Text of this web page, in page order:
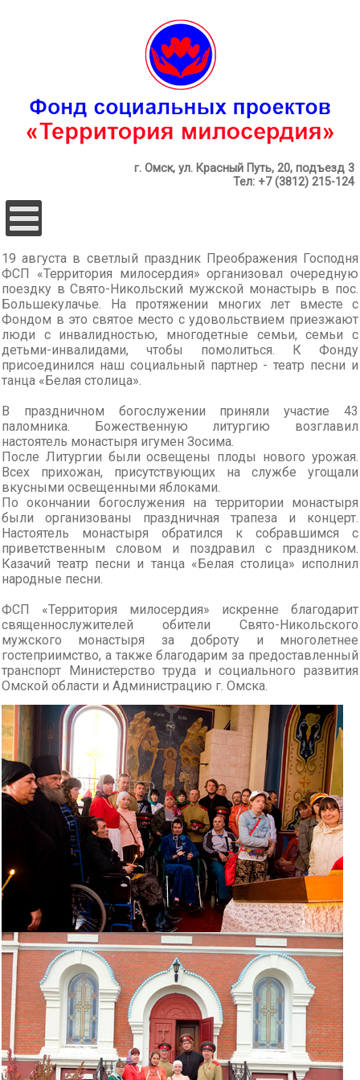
г. Омск, ул. Красный Путь, 20, подъезд 3
Тел: +7 (3812) 215-124
19 августа в светлый праздник Преображения Господня
ФСП «Территория милосердия» организовал очередную
поездку в Свято-Никольский мужской монастырь в пос.
Большекулачье. На протяжении многих лет вместе с
Фондом в это святое место с удовольствием приезжают
люди с инвалидностью, многодетные семьи, семьи с
детьми-инвалидами, чтобы помолиться. К Фонду
присоединился наш социальный партнер - театр песни и
танца «Белая столица».
В праздничном богослужении приняли участие 43
паломника. Божественную литургию возглавил
настоятель монастыря игумен Зосима.
После Литургии были освещены плоды нового урожая.
Всех прихожан, присутствующих на службе угощали
вкусными освещенными яблоками.
По окончании богослужения на территории монастыря
были организованы праздничная трапеза и концерт.
Настоятель монастыря обратился к собравшимся с
приветственным словом и поздравил с праздником.
Казачий театр песни и танца «Белая столица» исполнил
народные песни.
ФСП «Территория милосердия» искренне благодарит
священнослужителей обители Свято-Никольского
мужского монастыря за доброту и многолетнее
гостеприимство, а также благодарим за предоставленный
транспорт Министерство труда и социального развития
Омской области и Администрацию г. Омска.